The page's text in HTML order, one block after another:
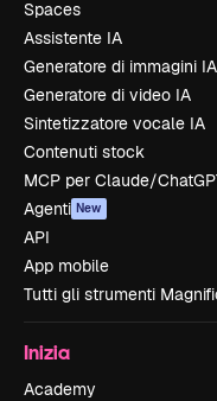
Spaces
Assistente IA
Generatore di immagini IA
Generatore di video IA
Sintetizzatore vocale IA
Contenuti stock
MCP per Claude/
Agenti New
API
App mobile
Tutti gli strumenti
Inizia
Academy